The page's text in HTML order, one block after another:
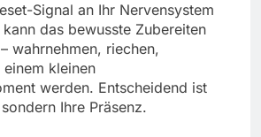
Signal an Ihr Nervensystem
das bewusste Zubereiten
wahrnehmen, riechen,
kleinen
werden. Entscheidend ist
Ihre Präsenz.